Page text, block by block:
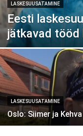
LASKESUUSATAMINE
Eesti
jätkavad tööd
LASKESUUSATAMINE
Oslo: Siimer ja